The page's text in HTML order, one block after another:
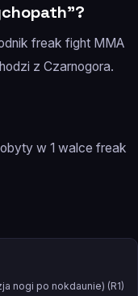
freak fight MMA
z Czarnogora.
w 1 walce freak
nogi po nokdaunie) (R1)